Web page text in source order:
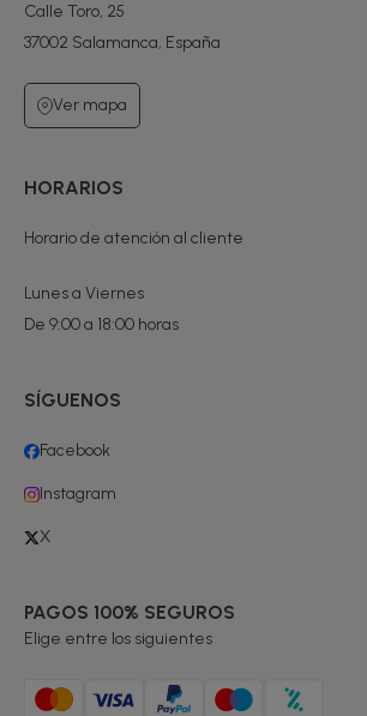
Calle Toro, 25
37002 Salamanca, España
Ver mapa
HORARIOS
Horario de atención al cliente
Lunes a Viernes
De 9:00 a 18:00 horas
SÍGUENOS
Facebook
Instagram
X
PAGOS 100% SEGUROS
Elige entre los siguientes